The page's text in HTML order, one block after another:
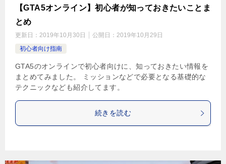
【GTA5オンライン】初心者が知っておきたいことま
とめ
更新日： 2019年10月30日 公開日： 2019年10月29日
初心者向け指南
GTA5のオンラインで初心者向けに、知っておきたい情報を
まとめてみました。 ミッションなどで必要となる基礎的な
テクニックなども紹介してます。
続きを読む